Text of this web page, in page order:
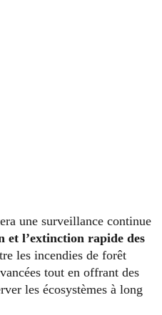
une surveillance continue
l’extinction rapide des
les incendies de forêt
tout en offrant des
les écosystèmes à long